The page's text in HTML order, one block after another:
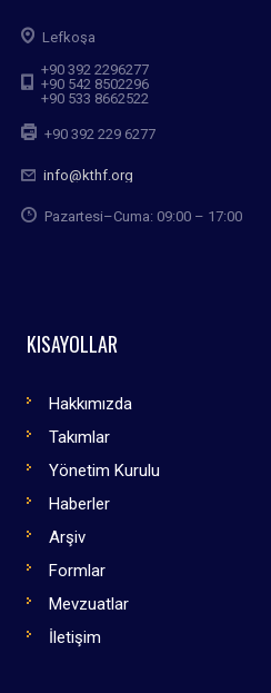
Lefkoşa
+90 392 2296277
+90 542 8502296
+90 533 8662522
+90 392 229 6277
info@kthf.org
Pazartesi–Cuma: 09:00 – 17:00
KISAYOLLAR
Hakkımızda
Takımlar
Yönetim Kurulu
Haberler
Arşiv
Formlar
Mevzuatlar
İletişim